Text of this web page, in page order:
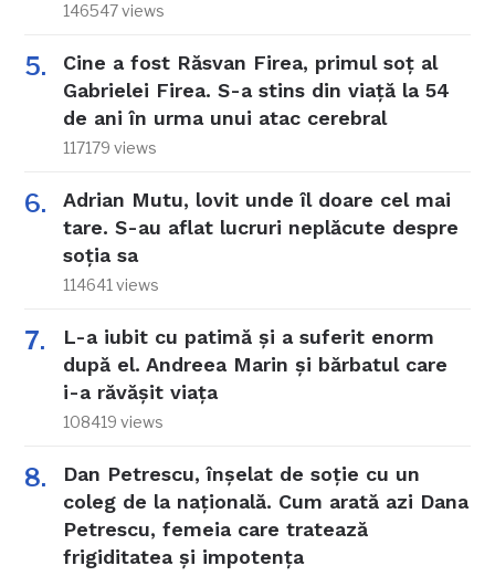
146547 views
Cine a fost Răsvan Firea, primul soț al
Gabrielei Firea. S-a stins din viață la 54
de ani în urma unui atac cerebral
117179 views
Adrian Mutu, lovit unde îl doare cel mai
tare. S-au aflat lucruri neplăcute despre
soția sa
114641 views
L-a iubit cu patimă și a suferit enorm
după el. Andreea Marin și bărbatul care
i-a răvășit viața
108419 views
Dan Petrescu, înșelat de soție cu un
coleg de la națională. Cum arată azi Dana
Petrescu, femeia care tratează
frigiditatea și impotența